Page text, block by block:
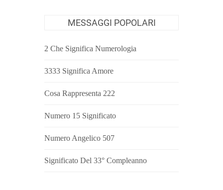
MESSAGGI POPOLARI
2 Che Significa Numerologia
3333 Significa Amore
Cosa Rappresenta 222
Numero 15 Significato
Numero Angelico 507
Significato Del 33° Compleanno